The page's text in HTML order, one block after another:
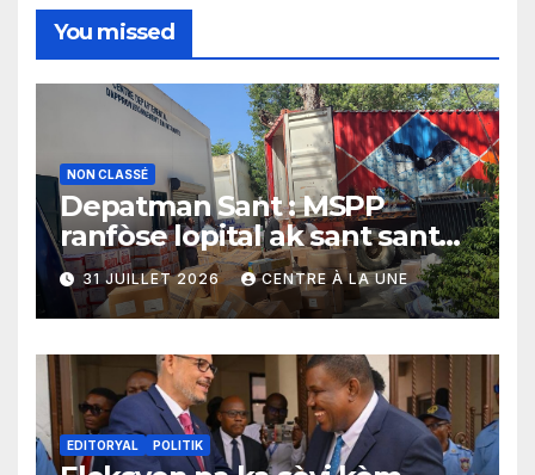
You missed
NON CLASSÉ
Depatman Sant : MSPP
ranfòse lopital ak sant sante
yo ak yon enpòtan kagezon
materyèl medikal
31 JUILLET 2026 CENTRE À LA UNE
EDITORYAL POLITIK